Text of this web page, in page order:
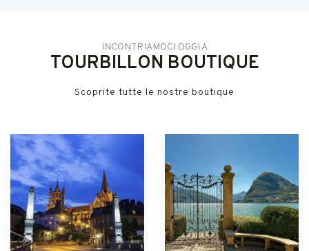
INCONTRIAMOCI OGGI A
TOURBILLON BOUTIQUE
Scoprite tutte le nostre boutique